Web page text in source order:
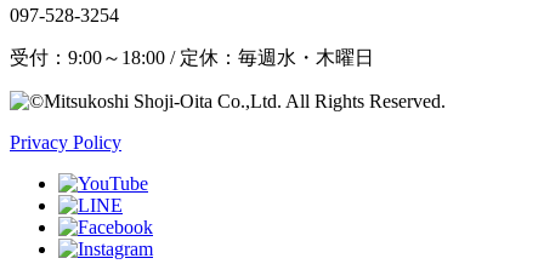
097-528-3254
受付：9:00～18:00 / 定休：毎週水・木曜日
Privacy Policy